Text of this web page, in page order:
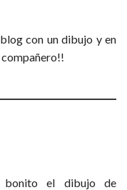
con un dibujo y en
bonito el dibujo de